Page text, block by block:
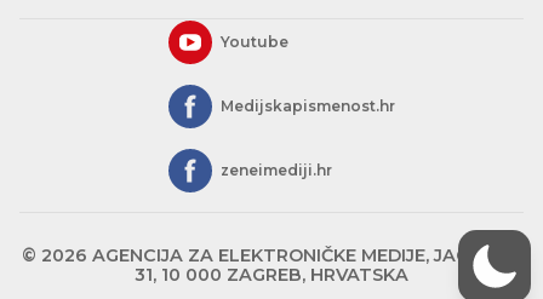
Youtube
Medijskapismenost.hr
zeneimediji.hr
© 2026 AGENCIJA ZA ELEKTRONIČKE MEDIJE, JAGIĆEVA
31, 10 000 ZAGREB, HRVATSKA